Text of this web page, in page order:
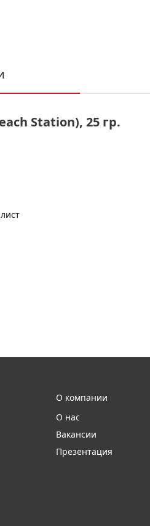
Station), 25 гр.
О компании
О нас
Вакансии
Презентация